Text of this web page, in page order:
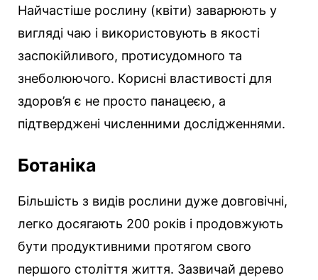
Найчастіше рослину (квіти) заварюють у
вигляді чаю і використовують в якості
заспокійливого, протисудомного та
знеболюючого. Корисні властивості для
здоров’я є не просто панацеєю, а
підтверджені численними дослідженнями.
Ботаніка
Більшість з видів рослини дуже довговічні,
легко досягають 200 років і продовжують
бути продуктивними протягом свого
першого століття життя. Зазвичай дерево